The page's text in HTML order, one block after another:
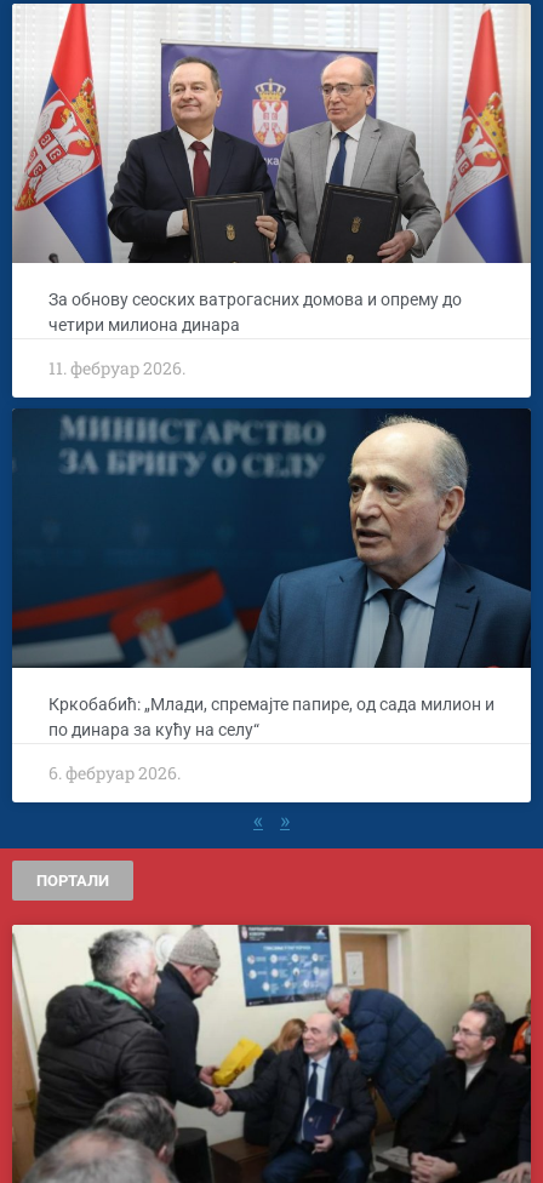
За обнову сеоских ватрогасних домова и опрему до
четири милиона динара
11. фебруар 2026.
Кркобабић: „Млади, спремајте папире, од сада милион и
по динара за кућу на селу“
6. фебруар 2026.
« »
ПОРТАЛИ